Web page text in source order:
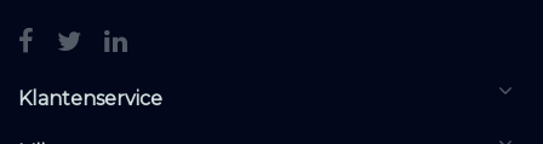
Klantenservice